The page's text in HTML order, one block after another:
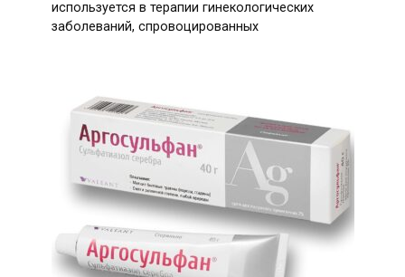
используется в терапии гинекологических
заболеваний, спровоцированных